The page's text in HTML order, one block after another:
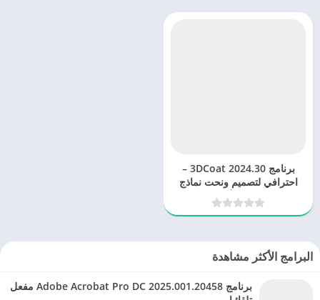
برنامج 3DCoat 2024.30 –
احترافي لتصميم ونحت نماذج
ثلاثية الأبعاد
البرامج الأكثر مشاهدة
برنامج Adobe Acrobat Pro DC 2025.001.20458 مفعل